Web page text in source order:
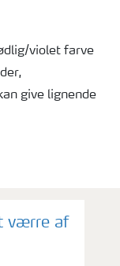
violet farve
give lignende
værre af